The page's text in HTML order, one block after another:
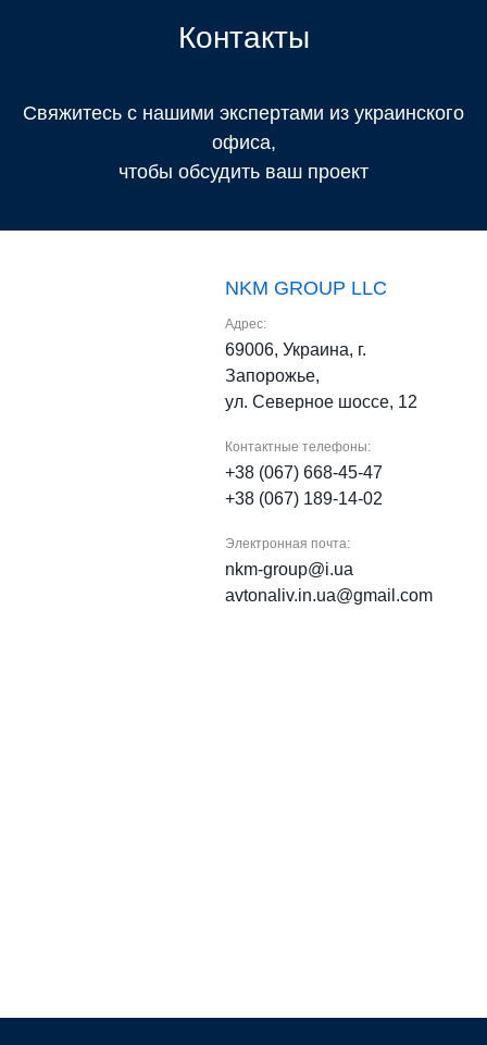
Контакты
Свяжитесь с нашими экспертами из украинского
офиса,
чтобы обсудить ваш проект
NKM GROUP LLC
Адрес:
69006, Украина, г.
Запорожье,
ул. Северное шоссе, 12
Контактные телефоны:
+38 (067) 668-45-47
+38 (067) 189-14-02
Электронная почта:
nkm-group@i.ua
avtonaliv.in.ua@gmail.com